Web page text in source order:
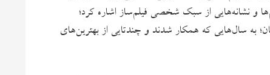
و نشانه‌هایی از سبک شخصی فیلم‌ساز اشاره کرد؛
به سال‌هایی که همکار شدند و چندتایی از بهترین‌های